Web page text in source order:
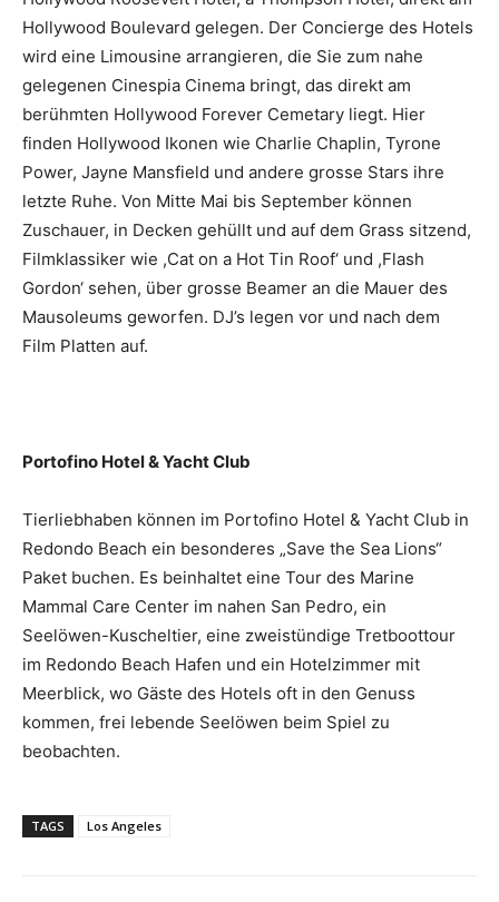
Hollywood Boulevard gelegen. Der Concierge des Hotels
wird eine Limousine arrangieren, die Sie zum nahe
gelegenen Cinespia Cinema bringt, das direkt am
berühmten Hollywood Forever Cemetary liegt. Hier
finden Hollywood Ikonen wie Charlie Chaplin, Tyrone
Power, Jayne Mansfield und andere grosse Stars ihre
letzte Ruhe. Von Mitte Mai bis September können
Zuschauer, in Decken gehüllt und auf dem Grass sitzend,
Filmklassiker wie ,Cat on a Hot Tin Roof‘ und ,Flash
Gordon‘ sehen, über grosse Beamer an die Mauer des
Mausoleums geworfen. DJ’s legen vor und nach dem
Film Platten auf.
Portofino Hotel & Yacht Club
Tierliebhaben können im Portofino Hotel & Yacht Club in
Redondo Beach ein besonderes „Save the Sea Lions“
Paket buchen. Es beinhaltet eine Tour des Marine
Mammal Care Center im nahen San Pedro, ein
Seelöwen-Kuscheltier, eine zweistündige Tretboottour
im Redondo Beach Hafen und ein Hotelzimmer mit
Meerblick, wo Gäste des Hotels oft in den Genuss
kommen, frei lebende Seelöwen beim Spiel zu
beobachten.
TAGS Los Angeles